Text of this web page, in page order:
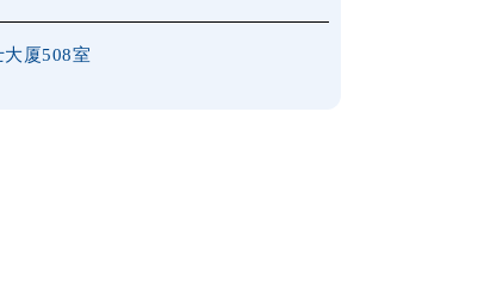
厦508室